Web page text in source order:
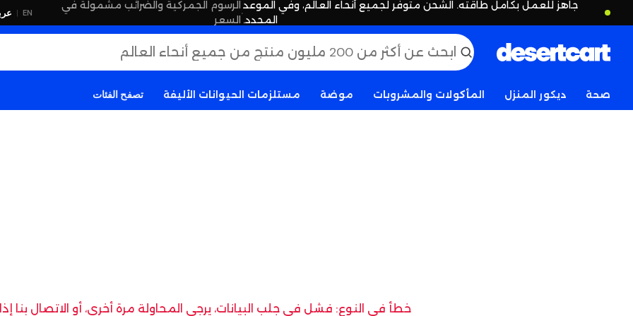
جاهز للعمل بكامل طاقته. الشحن متوفر لجميع أنحاء العالم، وفي الموعد
المحدد.
·
الرسوم الجمركية والضرائب مشمولة في
السعر
EN
|
صحة ديكور المنزل المأكولات والمشروبات موضة مستلزمات الحيوانات الأليفة تصفح الفئات
خطأ في النوع: فشل في جلب البيانات، يرجى المحاولة مرة أخرى، أو الاتصال بنا